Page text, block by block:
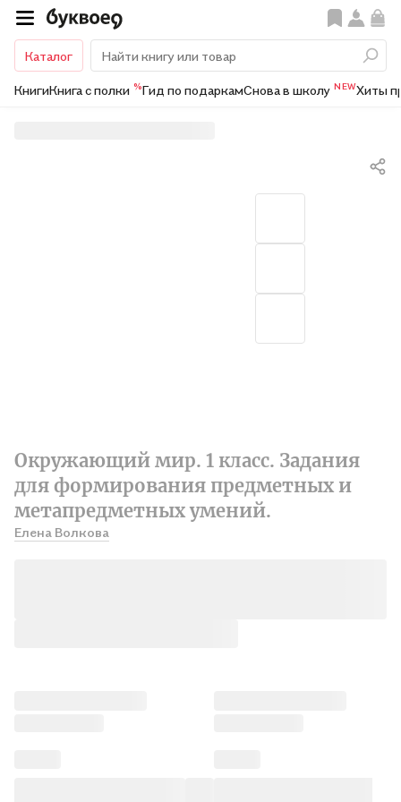
Каталог
КнигиКнига с полки %Гид по подаркамСнова в школу NEWХиты
Окружающий мир. 1 класс. Задания
для формирования предметных и
метапредметных умений.
Елена Волкова